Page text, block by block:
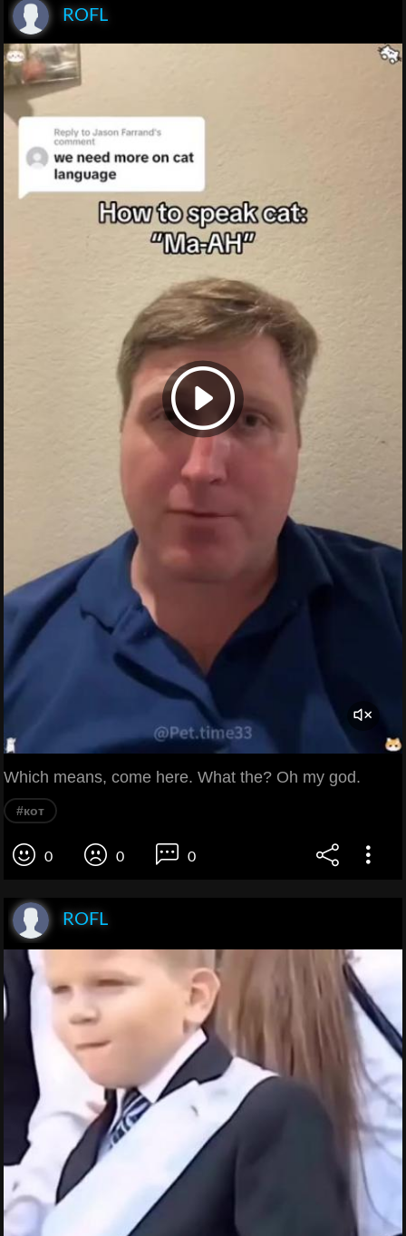
ROFL
Which means, come here. What the? Oh my god.
#кот
0 0 0
ROFL